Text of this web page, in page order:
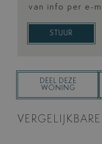
van info per e-
STUUR
DEEL DEZE
WONING